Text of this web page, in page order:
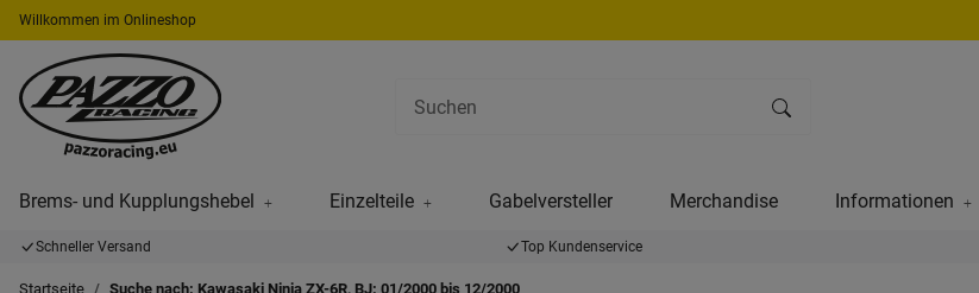
Willkommen im Onlineshop
Brems- und Kupplungshebel Einzelteile Gabelversteller Merchandise Informationen
Schneller Versand Top Kundenservice
Startseite Suche nach: Kawasaki Ninja ZX-6R, BJ: 01/2000 bis 12/2000